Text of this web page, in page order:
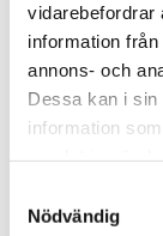
vidarebefordrar
information
annons- och
Dessa kan i sin
information
Nödvändig
Vid
100% av
Vid
er.